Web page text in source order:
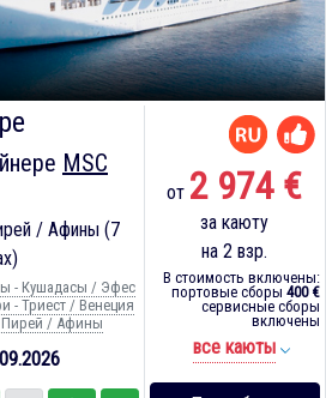
MSC
/ Афины (7
- Кушадасы / Эфес
- Триест / Венеция
Пирей / Афины
от 2 974 €
за каюту
на 2 взр.
В стоимость включены:
портовые сборы 400 €
сервисные сборы
включены
все каюты